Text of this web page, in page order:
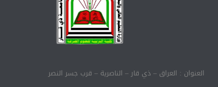
العنوان : العراق – ذي قار – الناصرية – قرب جسر النصر